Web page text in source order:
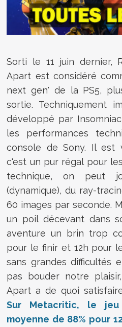
Sorti le 11 juin dernier,
Apart est considéré
next gen' de la PS5,
sortie. Techniquement
développé par
les performances
console de Sony. Il est
c'est un pur régal pour
technique, on peut
(dynamique), du ray-
60 images par seconde.
un poil décevant dans
aventure un brin trop
pour le finir et 12h pour
sans grandes difficultés
pas bouder notre
Apart a de quoi
Sur Metacritic, le
moyenne de 88% pour